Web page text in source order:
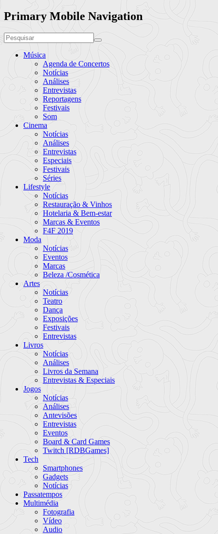
Primary Mobile Navigation
Música
Agenda de Concertos
Notícias
Análises
Entrevistas
Reportagens
Festivais
Som
Cinema
Notícias
Análises
Entrevistas
Especiais
Festivais
Séries
Lifestyle
Notícias
Restauração & Vinhos
Hotelaria & Bem-estar
Marcas & Eventos
F4F 2019
Moda
Notícias
Eventos
Marcas
Beleza /Cosmética
Artes
Notícias
Teatro
Dança
Exposições
Festivais
Entrevistas
Livros
Notícias
Análises
Livros da Semana
Entrevistas & Especiais
Jogos
Notícias
Análises
Antevisões
Entrevistas
Eventos
Board & Card Games
Twitch [RDBGames]
Tech
Smartphones
Gadgets
Notícias
Passatempos
Multimédia
Fotografia
Vídeo
Audio